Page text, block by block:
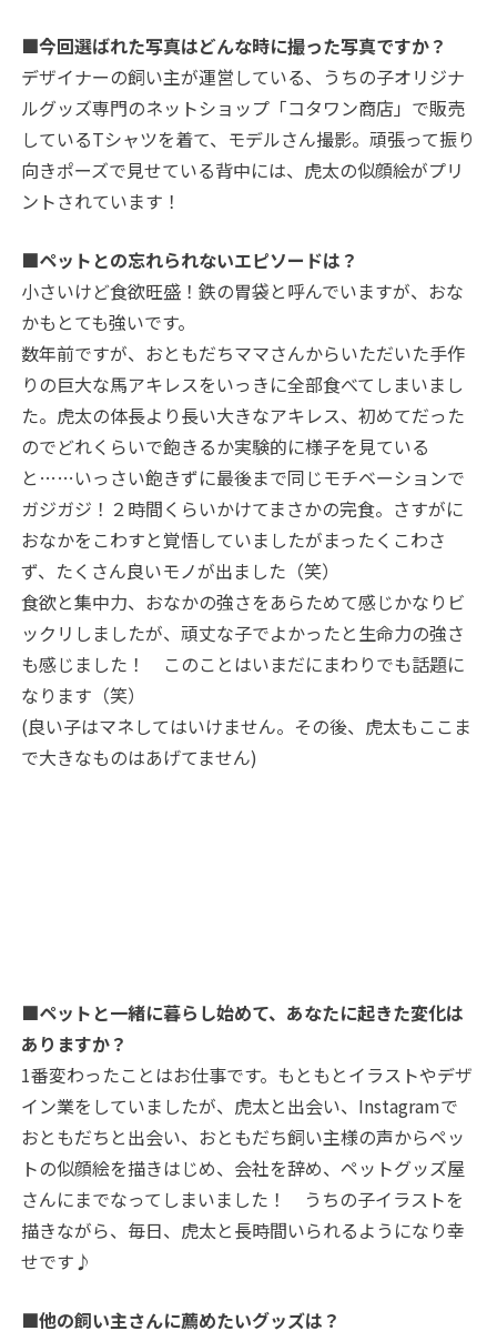
■今回選ばれた写真はどんな時に撮った写真ですか？
デザイナーの飼い主が運営している、うちの子オリジナ
ルグッズ専門のネットショップ「コタワン商店」で販売
しているTシャツを着て、モデルさん撮影。頑張って振り
向きポーズで見せている背中には、虎太の似顔絵がプリ
ントされています！
■ペットとの忘れられないエピソードは？
小さいけど食欲旺盛！鉄の胃袋と呼んでいますが、おな
かもとても強いです。
数年前ですが、おともだちママさんからいただいた手作
りの巨大な馬アキレスをいっきに全部食べてしまいまし
た。虎太の体長より長い大きなアキレス、初めてだった
のでどれくらいで飽きるか実験的に様子を見ている
と……いっさい飽きずに最後まで同じモチベーションで
ガジガジ！２時間くらいかけてまさかの完食。さすがに
おなかをこわすと覚悟していましたがまったくこわさ
ず、たくさん良いモノが出ました（笑）
食欲と集中力、おなかの強さをあらためて感じかなりビ
ックリしましたが、頑丈な子でよかったと生命力の強さ
も感じました！ このことはいまだにまわりでも話題に
なります（笑）
(良い子はマネしてはいけません。その後、虎太もここま
で大きなものはあげてません)
■ペットと一緒に暮らし始めて、あなたに起きた変化は
ありますか？
1番変わったことはお仕事です。もともとイラストやデザ
イン業をしていましたが、虎太と出会い、Instagramで
おともだちと出会い、おともだち飼い主様の声からペッ
トの似顔絵を描きはじめ、会社を辞め、ペットグッズ屋
さんにまでなってしまいました！ うちの子イラストを
描きながら、毎日、虎太と長時間いられるようになり幸
せです♪
■他の飼い主さんに薦めたいグッズは？